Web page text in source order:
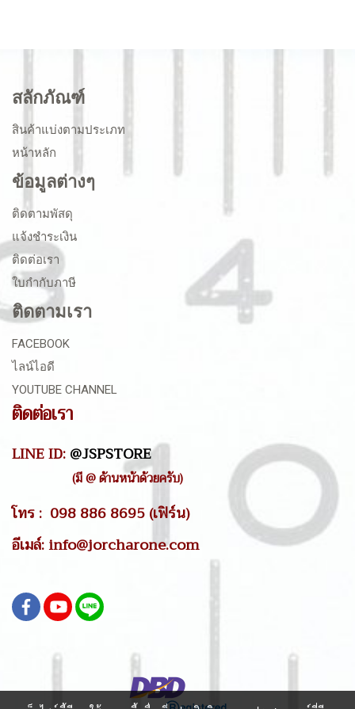
สลักภัณฑ์
สินค้าแบ่งตามประเภท
หน้าหลัก
ข้อมูลต่างๆ
ติดตามพัสดุ
แจ้งชำระเงิน
ติดต่อเรา
ใบกำกับภาษี
ติดตามเรา
FACEBOOK
ไลน์ไอดี
YOUTUBE CHANNEL
ติดต่อเรา
LINE ID:@JSPSTORE
(มี @ ด้านหน้าด้วยครับ)
โทร : 098 886 8695 (เฟิร์น)
อีเมล์: info@jorcharone.com